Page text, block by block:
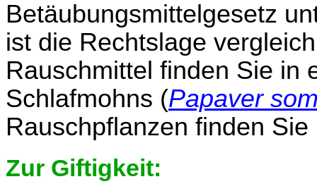
Betäubungsmittelgesetz
ist die Rechtslage
Rauschmittel finden Sie in
Schlafmohns (Papaver
Rauschpflanzen finden
Zur Giftigkeit: